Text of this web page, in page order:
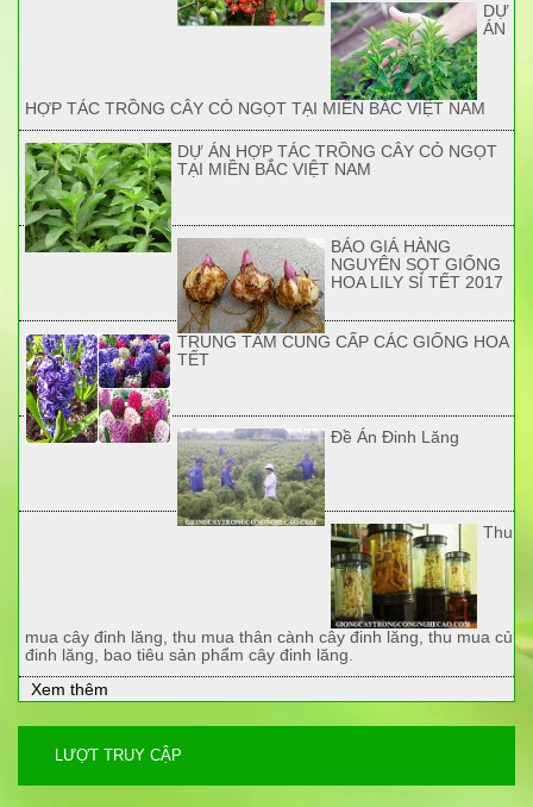
DỰ
ÁN
HỢP TÁC TRỒNG CÂY CỎ NGỌT TẠI MIỀN BẮC VIỆT NAM
DỰ ÁN HỢP TÁC TRỒNG CÂY CỎ NGỌT
TẠI MIỀN BẮC VIỆT NAM
BÁO GIÁ HÀNG
NGUYÊN SỌT GIỐNG
HOA LILY SỈ TẾT 2017
TRUNG TÂM CUNG CẤP CÁC GIỐNG HOA
TẾT
Đề Án Đinh Lăng
Thu
mua cây đinh lăng, thu mua thân cành cây đinh lăng, thu mua củ
đinh lăng, bao tiêu sản phẩm cây đinh lăng.
Xem thêm
LƯỢT TRUY CẬP